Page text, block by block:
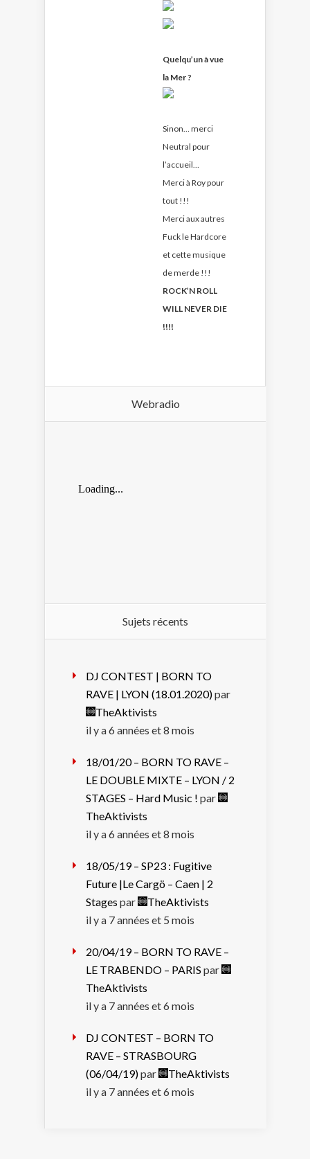
Quelqu’un à vue
la Mer ?
Sinon… merci
Neutral pour
l’accueil…
Merci à Roy pour
tout !!!
Merci aux autres
Fuck le Hardcore
et cette musique
de merde !!!
ROCK’N ROLL
WILL NEVER DIE
!!!!
Webradio
Sujets récents
DJ CONTEST | BORN TO
RAVE | LYON (18.01.2020)par
TheAktivists
il y a 6 années et 8 mois
18/01/20 – BORN TO RAVE –
LE DOUBLE MIXTE – LYON / 2
STAGES – Hard Music ! par
TheAktivists
il y a 6 années et 8 mois
18/05/19 – SP23 : Fugitive
Future |Le Cargö – Caen | 2
Stages par
TheAktivists
il y a 7 années et 5 mois
20/04/19 – BORN TO RAVE –
LE TRABENDO – PARIS par
TheAktivists
il y a 7 années et 6 mois
DJ CONTEST – BORN TO
RAVE – STRASBOURG
(06/04/19)par
TheAktivists
il y a 7 années et 6 mois